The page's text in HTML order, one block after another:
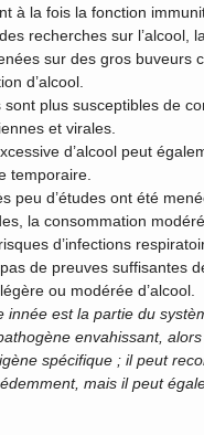
à la fois la fonction
recherches sur l’alcool,
sur des gros buveurs
d’alcool.
plus susceptibles de
et virales.
d’alcool peut
temporaire.
peu d’études ont été
la consommation
d’infections
de preuves suffisantes
ou modérée d’alcool.
innée est la partie du
envahissant,
spécifique ; il peut
mais il peut